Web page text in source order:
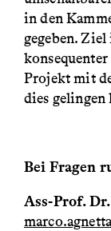
in den
gegeben.
Projekt mit
dies gelingen
Bei Fragen
Ass-Prof.